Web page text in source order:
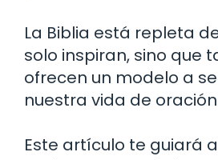
La Biblia está repleta
solo inspiran, sino que
ofrecen un modelo a
nuestra vida de
Este artículo te guiará